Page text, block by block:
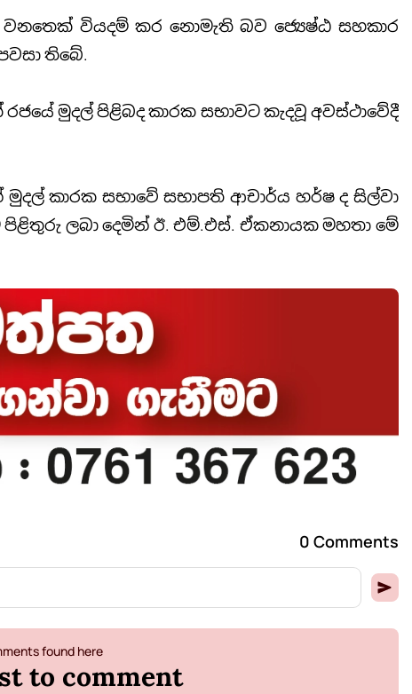
වනතෙක් වියදම් කර නොමැති බව ජ්‍යෙෂ්ඨ සහකාර
තිබේ.
මුදල් පිළිබද කාරක සභාවට කැදවූ අවස්ථාවේදී
මුදල් කාරක සභාවේ සභාපති ආචාර්ය හර්ෂ ද සිල්වා
ලබා දෙමින් ඊ. එම්.එස්. ඒකනායක මහතා මේ
0 Comments
found here
to comment